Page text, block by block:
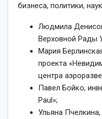
бизнеса, политики,
Людмила
Верховной Рады
Мария
проекта
центра
Павел Бойко,
Paul»;
Ульяна